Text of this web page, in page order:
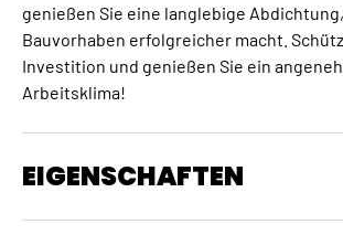
genießen Sie eine langlebige
Bauvorhaben erfolgreicher macht.
Investition und genießen Sie ein
Arbeitsklima!
EIGENSCHAFTEN